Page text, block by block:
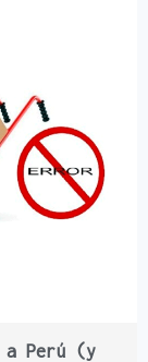
Perú (y